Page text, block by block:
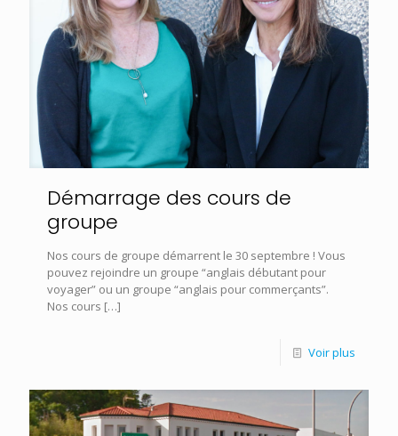
Démarrage des cours de
groupe
Nos cours de groupe démarrent le 30 septembre ! Vous
pouvez rejoindre un groupe “anglais débutant pour
voyager” ou un groupe “anglais pour commerçants”.
Nos cours […]
Voir plus